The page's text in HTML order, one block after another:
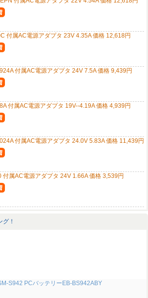
付属AC電源アダプタ 23V 4.35A 価格 12,618円
付属AC電源アダプタ 24V 7.5A 価格 9,439円
付属AC電源アダプタ 19V--4.19A 価格 4,939円
付属AC電源アダプタ 24.0V 5.83A 価格 11,439円
付属AC電源アダプタ 24V 1.66A 価格 3,539円
！
S942 PCバッテリーEB-BS942ABY